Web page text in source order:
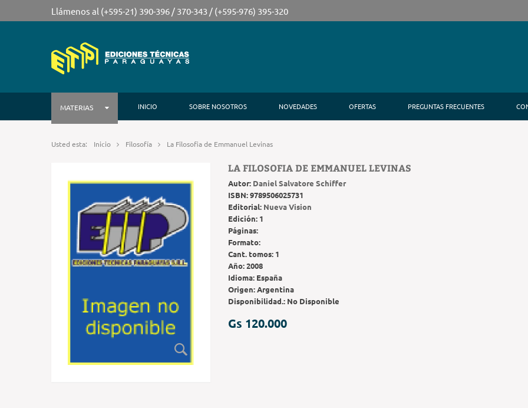
Llámenos al (+595-21) 390-396 / 370-343 / (+595-976) 395-320
MATERIAS INICIO SOBRE NOSOTROS NOVEDADES OFERTAS PREGUNTAS FRECUENTES
Usted esta: Inicio Filosofía La Filosofia de Emmanuel Levinas
LA FILOSOFIA DE EMMANUEL LEVINAS
Autor: Daniel Salvatore Schiffer
ISBN:9789506025731
Editorial: Nueva Vision
Edición: 1
Páginas:
Formato:
Cant. tomos: 1
Año:2008
Idioma: España
Origen:Argentina
Disponibilidad.: No Disponible
Gs 120.000